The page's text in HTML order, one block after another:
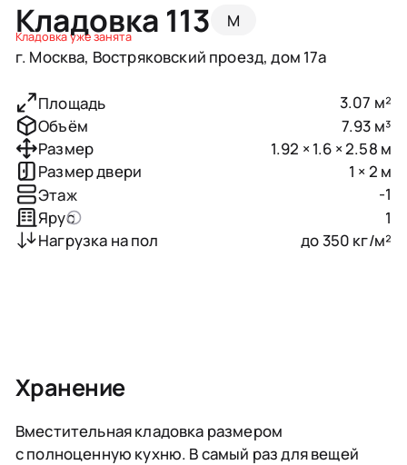
Кладовка 113 M
Кладовка уже занята
г. Москва, Востряковский проезд, дом 17а
Площадь
3.07 м²
Объём
7.93 м³
Размер
1.92 × 1.6 × 2.58 м
Размер двери
1 × 2 м
Этаж
-1
Ярус
1
Нагрузка на пол
до 350 кг/м²
Хранение
Вместительная кладовка размером
с полноценную кухню. В самый раз для вещей